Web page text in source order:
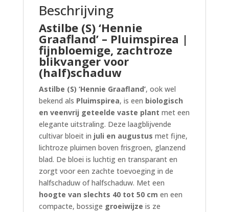
Beschrijving
Astilbe (S) ‘Hennie
Graafland’ – Pluimspirea |
fijnbloemige, zachtroze
blikvanger voor
(half)schaduw
Astilbe (S) ‘Hennie Graafland’, ook wel
bekend als Pluimspirea, is een biologisch
en veenvrij geteelde vaste plant met een
elegante uitstraling. Deze laagblijvende
cultivar bloeit in juli en augustus met fijne,
lichtroze pluimen boven frisgroen, glanzend
blad. De bloei is luchtig en transparant en
zorgt voor een zachte toevoeging in de
halfschaduw of halfschaduw. Met een
hoogte van slechts 40 tot 50 cm en een
compacte, bossige groeiwijze is ze